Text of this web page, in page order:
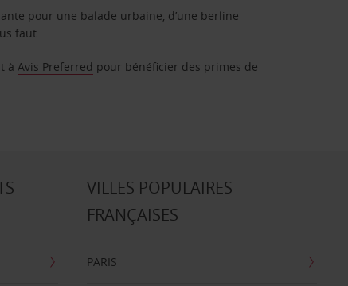
pour une balade urbaine, d’une berline
faut.
àAvis Preferred pour bénéficier des primes de
VILLES POPULAIRES
FRANÇAISES
PARIS